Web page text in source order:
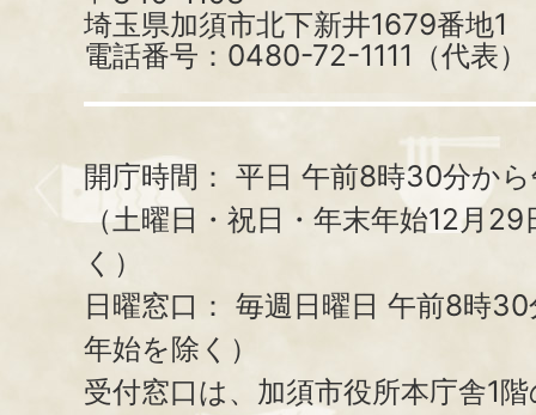
埼玉県加須市北下新井1679番地1
電話番号：0480-72-1111（代表）
開庁時間： 平日 午前8時30分か
（土曜日・祝日・年末年始12月
く）
日曜窓口： 毎週日曜日 午前8時
年始を除く）
受付窓口は、加須市役所本庁舎1